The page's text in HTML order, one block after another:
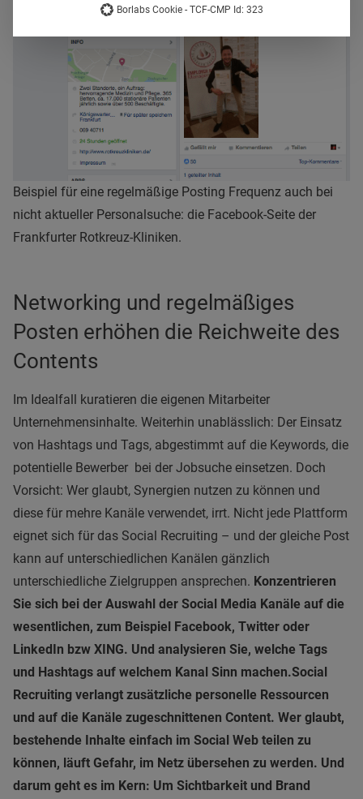
Beispiel für eine regelmäßige Posting Frequenz auch bei
nicht aktueller Personalsuche: die Facebook-Seite der
Frankfurter Rotkreuz-Kliniken.
Networking und regelmäßiges
Posten erhöhen die Reichweite des
Contents
Im Idealfall kuratieren die eigenen Mitarbeiter
Unternehmensinhalte. Weiterhin unablässlich: Der Einsatz
von Hashtags und Tags, abgestimmt auf die Keywords, die
potentielle Bewerber bei der Jobsuche einsetzen. Doch
Vorsicht: Wer glaubt, Synergien nutzen zu können und
diese für mehre Kanäle verwendet, irrt. Nicht jede Plattform
eignet sich für das Social Recruiting – und der gleiche Post
kann auf unterschiedlichen Kanälen gänzlich
unterschiedliche Zielgruppen ansprechen. Konzentrieren
Sie sich bei der Auswahl der Social Media Kanäle auf die
wesentlichen, zum Beispiel Facebook, Twitter oder
LinkedIn bzw XING. Und analysieren Sie, welche Tags
und Hashtags auf welchem Kanal Sinn machen.Social
Recruiting verlangt zusätzliche personelle Ressourcen
und auf die Kanäle zugeschnittenen Content. Wer glaubt,
bestehende Inhalte einfach im Social Web teilen zu
können, läuft Gefahr, im Netz übersehen zu werden. Und
darum geht es im Kern: Um Sichtbarkeit und Brand
Borlabs Cookie - TCF-CMP Id: 323